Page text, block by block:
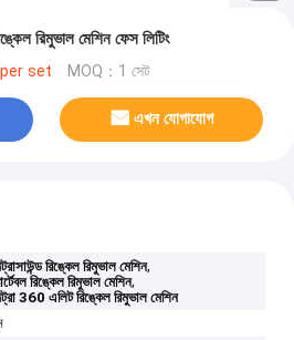
রিমুভাল মেশিন ফেস লিটিং
set MOQ：1 সেট
এখন যোগাযোগ
রিঙ্কেল রিমুভাল মেশিন,
রিঙ্কেল রিমুভাল মেশিন,
360 এলিট রিঙ্কেল রিমুভাল মেশিন